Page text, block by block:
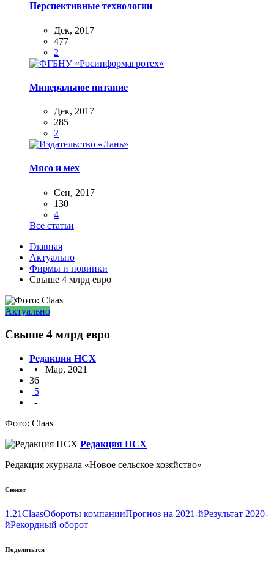
Перспективные технологии
Дек, 2017
477
2
Минеральное питание
Дек, 2017
285
2
Мясо и мех
Сен, 2017
130
4
Все статьи
Главная
Актуально
Фирмы и новинки
Свыше 4 млрд евро
Актуально
Свыше 4 млрд евро
Редакция НСХ
• Мар, 2021
36
5
-
Фото: Claas
Редакция НСХ
Редакция журнала «Новое сельское хозяйство»
Сюжет
1.21ClaasОбороты компанииПрогноз на 2021-йРезультат 2020-
йРекордный оборот
Поделитьтся